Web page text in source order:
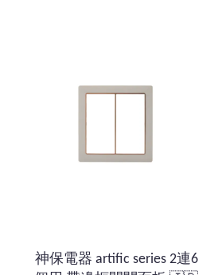
神保電器 artific series 2連6